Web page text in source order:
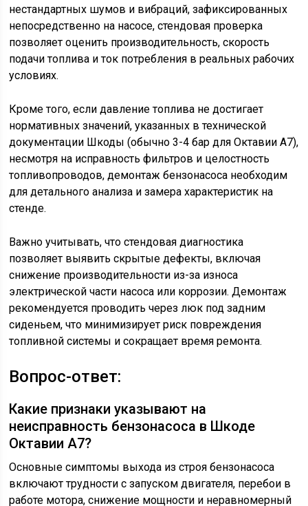
нестандартных шумов и вибраций, зафиксированных
непосредственно на насосе, стендовая проверка
позволяет оценить производительность, скорость
подачи топлива и ток потребления в реальных рабочих
условиях.
Кроме того, если давление топлива не достигает
нормативных значений, указанных в технической
документации Шкоды (обычно 3-4 бар для Октавии А7),
несмотря на исправность фильтров и целостность
топливопроводов, демонтаж бензонасоса необходим
для детального анализа и замера характеристик на
стенде.
Важно учитывать, что стендовая диагностика
позволяет выявить скрытые дефекты, включая
снижение производительности из-за износа
электрической части насоса или коррозии. Демонтаж
рекомендуется проводить через люк под задним
сиденьем, что минимизирует риск повреждения
топливной системы и сокращает время ремонта.
Вопрос-ответ:
Какие признаки указывают на
неисправность бензонасоса в Шкоде
Октавии А7?
Основные симптомы выхода из строя бензонасоса
включают трудности с запуском двигателя, перебои в
работе мотора, снижение мощности и неравномерный